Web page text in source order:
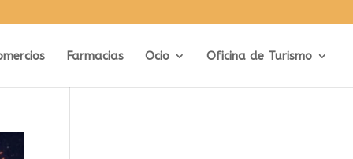
Farmacias Ocio Oficina de Turismo